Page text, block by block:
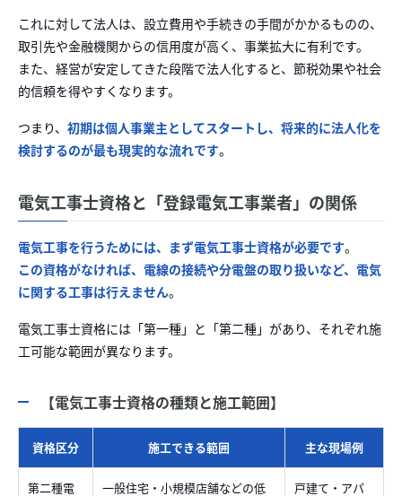
これに対して法人は、設立費用や手続きの手間がかかるものの、
取引先や金融機関からの信用度が高く、事業拡大に有利です。
また、経営が安定してきた段階で法人化すると、節税効果や社会
的信頼を得やすくなります。
つまり、 初期は個人事業主としてスタートし、将来的に法人化を
検討するのが最も現実的な流れです。
電気工事士資格と「登録電気工事業者」の関係
電気工事を行うためには、まず電気工事士資格が必要です。
この資格がなければ、電線の接続や分電盤の取り扱いなど、電気
に関する工事は行えません。
電気工事士資格には「第一種」と「第二種」があり、それぞれ施
工可能な範囲が異なります。
【電気工事士資格の種類と施工範囲】
資格区分 施工できる範囲 主な現場例
第二種電 一般住宅・小規模店舗などの低 戸建て・アパ